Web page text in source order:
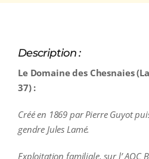
Description :
Le Domaine des Chesnaies
37) :
Créé en 1869 par Pierre Guyot
gendre Jules Lamé.
Exploitation familiale, sur l’ AOC